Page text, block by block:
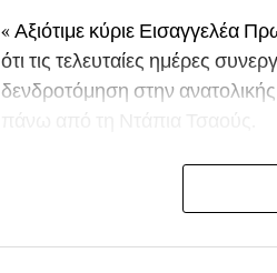
« Αξιότιμε κύριε Εισαγγελέα
ότι τις τελευταίες ημέρες
δενδροτόμηση στην
Παρόμοια ενέργεια